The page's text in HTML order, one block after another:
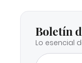
Boletín
Lo esencial